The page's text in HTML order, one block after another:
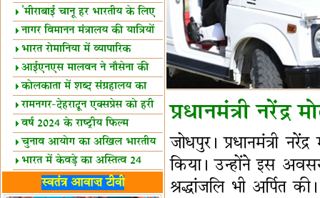
समझौता
'मीराबाई चानू हर भारतीय के लिए
प्रेरणा'
नागर विमानन मंत्रालय की यात्रियों
को सलाह
भारत रोमानिया में व्यापारिक
साझेदारियां
आईएनएस मालवन ने नौसेना की
ताकत बढ़ाई
कोलकाता में शब्द संग्रहालय का
उद्घाटन
रामनगर-देहरादून एक्सप्रेस को हरी
झंडीवर्ष 2024 के राष्ट्रीय फिल्म
पुरस्कारों की घोषणा
चुनाव आयोग का अखिल भारतीय
मीडिया सम्मेलन
भारत में केवड़े का अस्तित्‍व 24
लाख वर्ष!
लखनऊ में 'एक राष्ट्र एक चुनाव'
स्वतंत्र आवाज़ टीवी
प्रधानमंत्री
जोधपुर। प्रधानमंत्री
किया। उन्‍होंने इस
श्रद्धांजलि भी अर्पित